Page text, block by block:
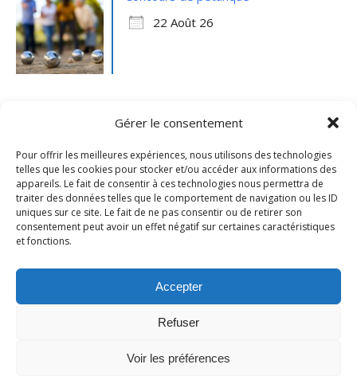
Gérer le consentement
Pour offrir les meilleures expériences, nous utilisons des technologies
telles que les cookies pour stocker et/ou accéder aux informations des
appareils. Le fait de consentir à ces technologies nous permettra de
traiter des données telles que le comportement de navigation ou les ID
uniques sur ce site. Le fait de ne pas consentir ou de retirer son
consentement peut avoir un effet négatif sur certaines caractéristiques
et fonctions.
Accepter
Refuser
Voir les préférences
22 Août 26
- Ville de Merville -
Thème Ashe parWP Royal